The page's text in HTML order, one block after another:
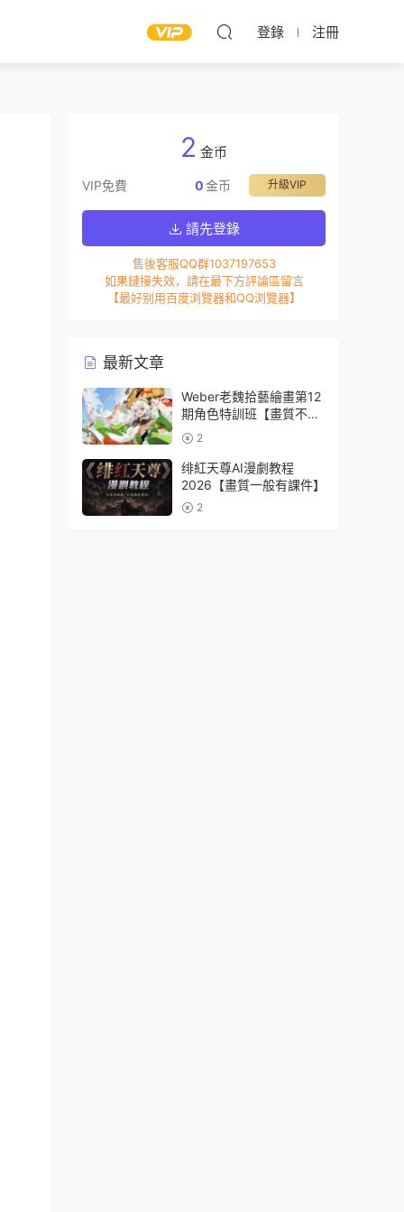
登錄 注冊
2 金币
VIP免費 升級VIP
0金币
請先登錄
售後客服QQ群1037197653
如果鏈接失效，請在最下方評論區留言
【最好别用百度浏覽器和QQ浏覽器】
最新文章
Weber老魏拾藝繪畫第12
期角色特訓班【畫質不錯
隻有視頻】
2
绯紅天尊AI漫劇教程
2026【畫質一般有課件】
2